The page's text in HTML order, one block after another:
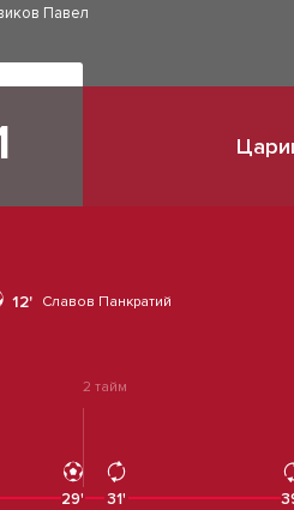
Павел
Славов Панкратий
12'
2 тайм
29' 31'
31'